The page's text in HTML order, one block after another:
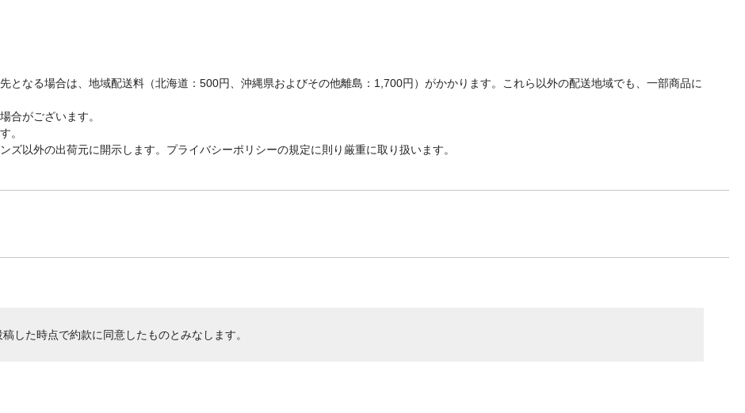
となる場合は、地域配送料（北海道：500円、沖縄県およびその他離島：1,700円）がかかります。これら以外の配送地域でも、一部商品に
合がございます。
。
ズ以外の出荷元に開示します。プライバシーポリシーの規定に則り厳重に取り扱います。
した時点で約款に同意したものとみなします。